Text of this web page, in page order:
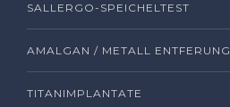
SALLERGO-SPEICHELTEST
AMALGAN / METALL ENTFERUNG
TITANIMPLANTATE